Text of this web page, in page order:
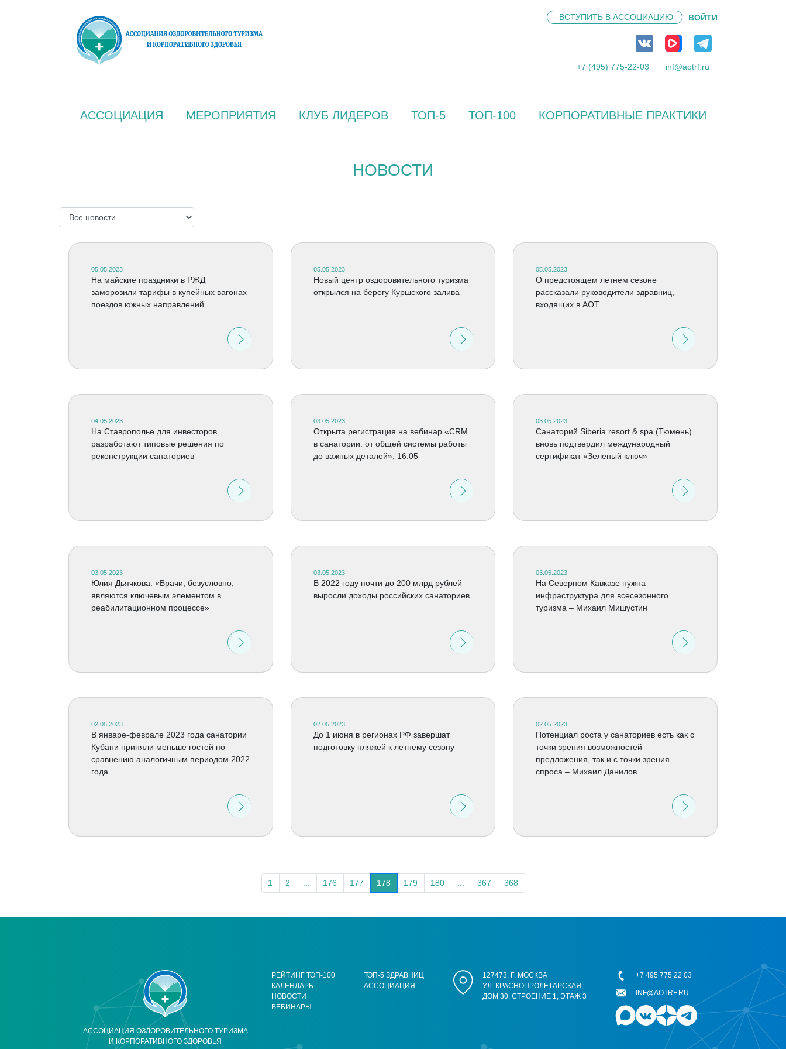
ВСТУПИТЬ В АССОЦИАЦИЮ ВОЙТИ
+7 (495) 775-22-03 inf@aotrf.ru
АССОЦИАЦИЯ МЕРОПРИЯТИЯ КЛУБ ЛИДЕРОВ ТОП-5 ТОП-100 КОРПОРАТИВНЫЕ ПРАКТИКИ
НОВОСТИ
05.05.2023
На майские праздники в РЖД
заморозили тарифы в купейных вагонах
поездов южных направлений
05.05.2023
Новый центр оздоровительного туризма
открылся на берегу Куршского залива
05.05.2023
О предстоящем летнем сезоне
рассказали руководители здравниц,
входящих в АОТ
04.05.2023
На Ставрополье для инвесторов
разработают типовые решения по
реконструкции санаториев
03.05.2023
Открыта регистрация на вебинар «CRM
в санатории: от общей системы работы
до важных деталей», 16.05
03.05.2023
Cанаторий Siberia resort & spa (Тюмень)
вновь подтвердил международный
сертификат «Зеленый ключ»
03.05.2023
Юлия Дьячкова: «Врачи, безусловно,
являются ключевым элементом в
реабилитационном процессе»
03.05.2023
В 2022 году почти до 200 млрд рублей
выросли доходы российских санаториев
03.05.2023
На Северном Кавказе нужна
инфраструктура для всесезонного
туризма – Михаил Мишустин
02.05.2023
В январе-феврале 2023 года санатории
Кубани приняли меньше гостей по
сравнению аналогичным периодом 2022
года
02.05.2023
До 1 июня в регионах РФ завершат
подготовку пляжей к летнему сезону
02.05.2023
Потенциал роста у санаториев есть как с
точки зрения возможностей
предложения, так и с точки зрения
спроса – Михаил Данилов
1 2 176 177 178 179 180 367 368
АССОЦИАЦИЯ ОЗДОРОВИТЕЛЬНОГО ТУРИЗМА
И КОРПОРАТИВНОГО ЗДОРОВЬЯ
РЕЙТИНГ ТОП-100
КАЛЕНДАРЬ
НОВОСТИ
ВЕБИНАРЫ
ТОП-5 ЗДРАВНИЦ
АССОЦИАЦИЯ
127473, Г. МОСКВА
УЛ. КРАСНОПРОЛЕТАРСКАЯ,
ДОМ 30, СТРОЕНИЕ 1, ЭТАЖ 3
+7 495 775 22 03
INF@AOTRF.RU